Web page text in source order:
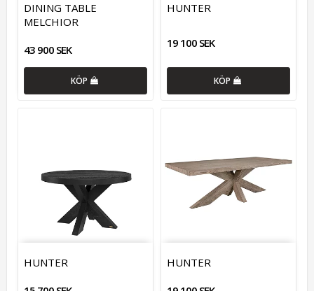
DINING TABLE
MELCHIOR
43 900 SEK
KÖP
HUNTER
19 100 SEK
KÖP
HUNTER
HUNTER